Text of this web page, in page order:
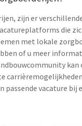
zijn er
die
met lokale
of u meer
kan
passende vacature bij